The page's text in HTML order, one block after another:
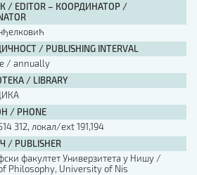
/ EDITOR – КООРДИНАТОР /
/ PUBLISHING INTERVAL
/ annually
/ LIBRARY
/ PHONE
312, локал/ext 191,194
/ PUBLISHER
факултет Универзитета у Нишу /
Philosophy, University of Nis